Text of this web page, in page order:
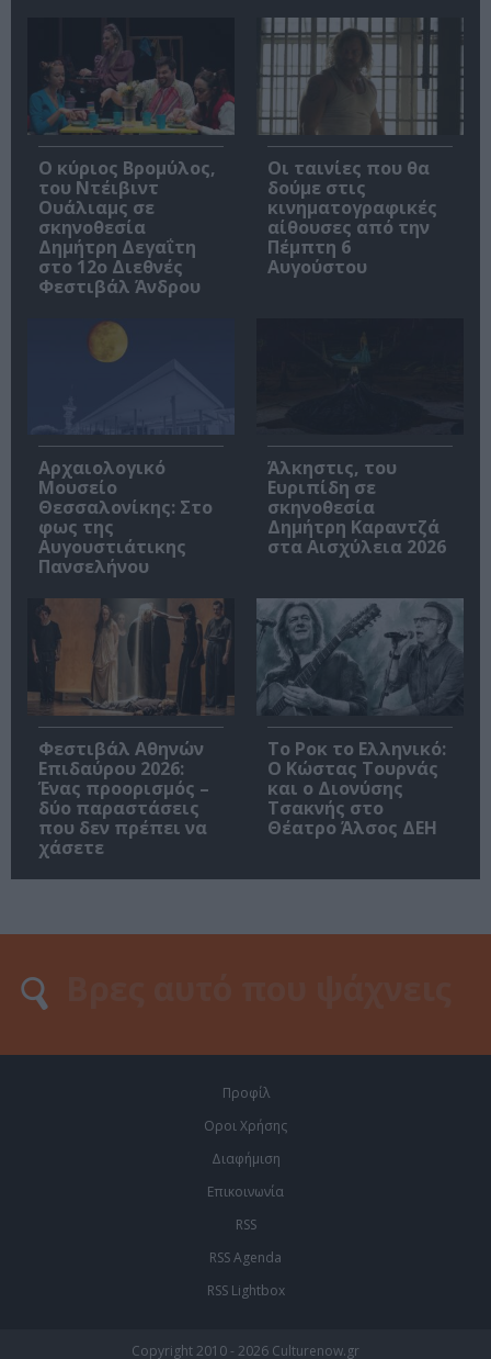
O κύριος Βρομύλος,
του Ντέιβιντ
Ουάλιαμς σε
σκηνοθεσία
Δημήτρη Δεγαΐτη
στο 12ο Διεθνές
Φεστιβάλ Άνδρου
Οι ταινίες που θα
δούμε στις
κινηματογραφικές
αίθουσες από την
Πέμπτη 6
Αυγούστου
Αρχαιολογικό
Μουσείο
Θεσσαλονίκης: Στο
φως της
Αυγουστιάτικης
Πανσελήνου
Άλκηστις, του
Ευριπίδη σε
σκηνοθεσία
Δημήτρη Καραντζά
στα Αισχύλεια 2026
Φεστιβάλ Αθηνών
Επιδαύρου 2026:
Ένας προορισμός –
δύο παραστάσεις
που δεν πρέπει να
χάσετε
Το Ροκ το Ελληνικό:
Ο Κώστας Τουρνάς
και ο Διονύσης
Τσακνής στο
Θέατρο Άλσος ΔΕΗ
Προφίλ
Οροι Χρήσης
Διαφήμιση
Επικοινωνία
RSS
RSS Agenda
RSS Lightbox
Copyright 2010 - 2026 Culturenow.gr